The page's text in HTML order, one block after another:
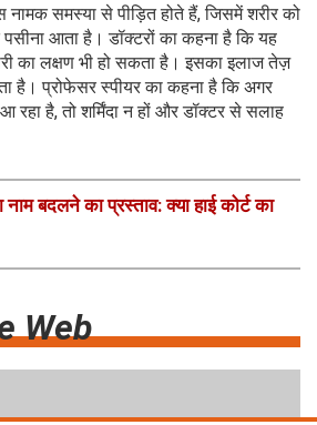
नामक समस्या से पीड़ित होते हैं, जिसमें शरीर को
आता है। डॉक्टरों का कहना है कि यह
का लक्षण भी हो सकता है। इसका इलाज तेज़
है। प्रोफेसर स्पीयर का कहना है कि अगर
रहा है, तो शर्मिंदा न हों और डॉक्टर से सलाह
बदलने का प्रस्ताव: क्या हाई कोर्ट का
Web